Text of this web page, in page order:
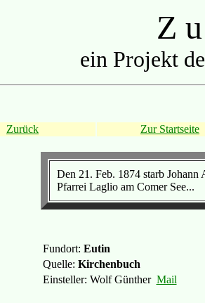
Z
ein Projekt
Zurück
Zur Startseite
Den 21. Feb. 1874 starb
Pfarrei Laglio am Comer See...
Fundort: Eutin
Quelle: Kirchenbuch
Einsteller: Wolf Günther Mail